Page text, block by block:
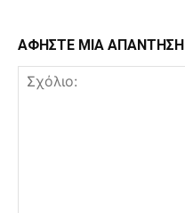
ΑΦΗΣΤΕ ΜΙΑ ΑΠΑΝΤΗΣΗ